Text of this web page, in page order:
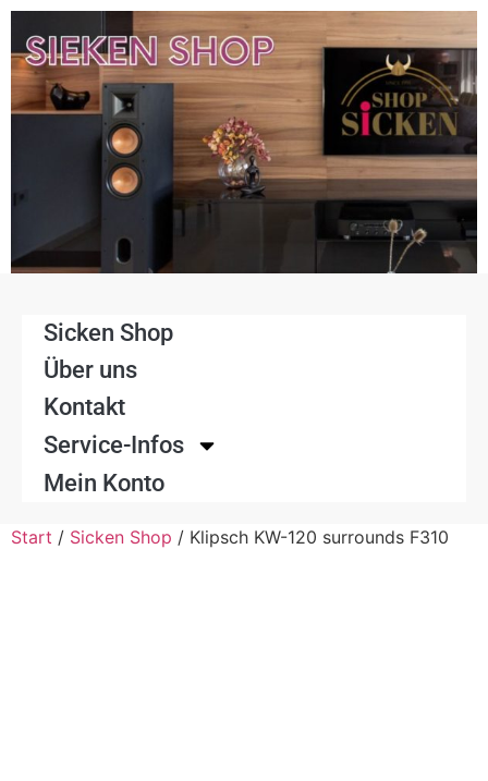
Sicken Shop
Über uns
Kontakt
Service-Infos
Mein Konto
Start / Sicken Shop / Klipsch KW-120 surrounds F310